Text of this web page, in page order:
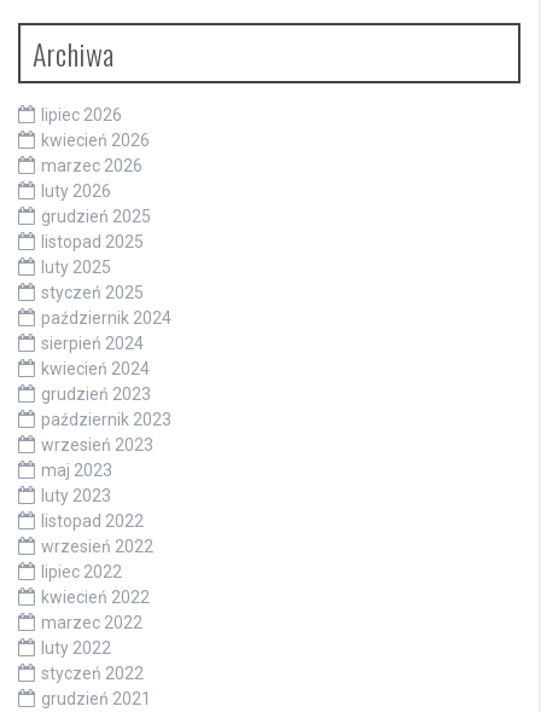
Archiwa
lipiec 2026
kwiecień 2026
marzec 2026
luty 2026
grudzień 2025
listopad 2025
luty 2025
styczeń 2025
październik 2024
sierpień 2024
kwiecień 2024
grudzień 2023
październik 2023
wrzesień 2023
maj 2023
luty 2023
listopad 2022
wrzesień 2022
lipiec 2022
kwiecień 2022
marzec 2022
luty 2022
styczeń 2022
grudzień 2021